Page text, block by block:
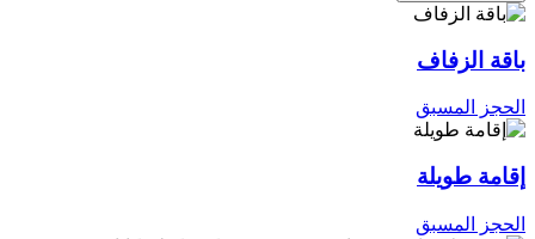
باقة الزفاف
الحجز المسبق
إقامة طويلة
الحجز المسبق